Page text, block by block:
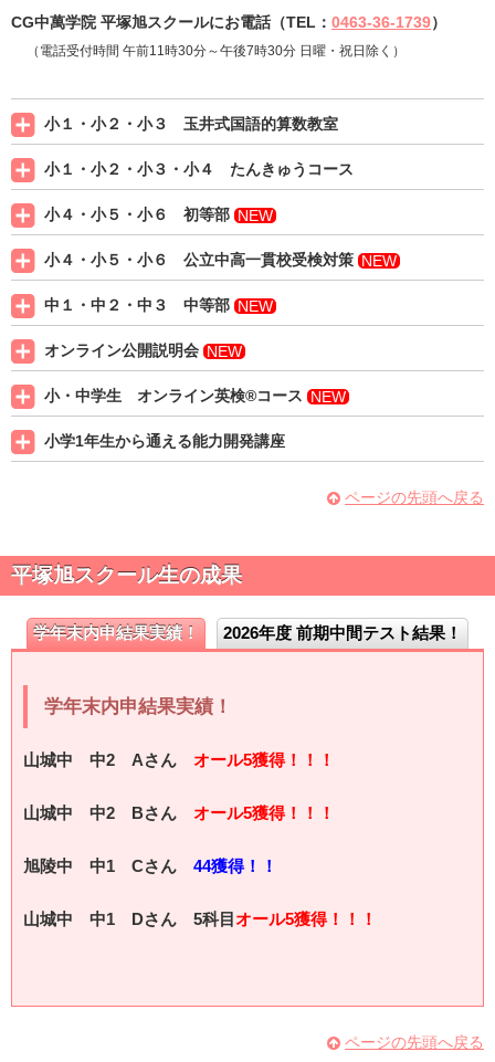
CG中萬学院 平塚旭スクールにお電話（TEL： 0463-36-1739）
（電話受付時間 午前11時30分～午後7時30分 日曜・祝日除く）
小１・小２・小３ 玉井式国語的算数教室
小１・小２・小３・小４ たんきゅうコース
小４・小５・小６ 初等部 NEW
小４・小５・小６ 公立中高一貫校受検対策 NEW
中１・中２・中３ 中等部 NEW
オンライン公開説明会 NEW
小・中学生 オンライン英検®コース NEW
小学1年生から通える能力開発講座
ページの先頭へ戻る
平塚旭スクール生の成果
学年末内申結果実績！ 2026年度 前期中間テスト結果！
学年末内申結果実績！
山城中 中2 Aさん オール5獲得！！！
山城中 中2 Bさん オール5獲得！！！
旭陵中 中1 Cさん 44獲得！！
山城中 中1 Dさん 5科目 オール5獲得！！！
ページの先頭へ戻る